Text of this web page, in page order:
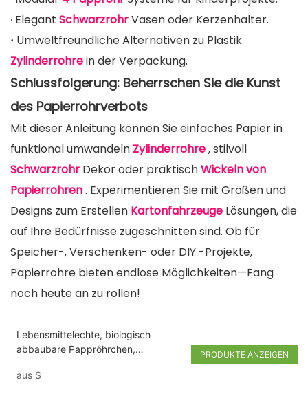
· Elegant SchwarzrohrVasen oder Kerzenhalter.
· Umweltfreundliche Alternativen zu Plastik
Zylinderrohrein der Verpackung.
Schlussfolgerung: Beherrschen Sie die Kunst
des Papierrohrverbots
Mit dieser Anleitung können Sie einfaches Papier in
funktional umwandeln Zylinderrohre, stilvoll
Schwarzrohr Dekor oder praktischWickeln von
Papierrohren. Experimentieren Sie mit Größen und
Designs zum Erstellen Kartonfahrzeuge Lösungen, die
auf Ihre Bedürfnisse zugeschnitten sind. Ob für
Speicher-, Verschenken- oder DIY -Projekte,
Papierrohre bieten endlose Möglichkeiten—Fang
noch heute an zu rollen!
Lebensmittelechte, biologisch
abbaubare Pappröhrchen,
aus $
PRODUKTE ANZEIGEN